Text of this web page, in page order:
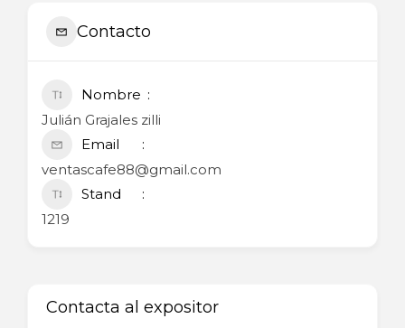
Contacto
Nombre
Julián Grajales zilli
Email
ventascafe88@gmail.com
Stand
1219
Contacta al expositor